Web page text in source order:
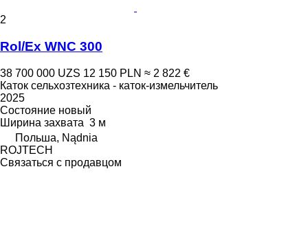
2
Rol/Ex WNC 300
38 700 000 UZS 12 150 PLN ≈ 2 822 €
Каток сельхозтехника - каток-измельчитель
2025
Состояние новый
Ширина захвата 3 м
Польша, Nądnia
ROJTECH
Связаться с продавцом